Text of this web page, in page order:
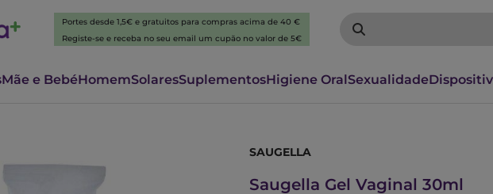
Portes desde 1,5€ e gratuitos para compras acima de 40 €
Registe-se e receba no seu email um cupão no valor de 5€
Mãe e BebéHomemSolaresSuplementosHigiene OralSexualidade
SAUGELLA
Saugella Gel Vaginal 30ml